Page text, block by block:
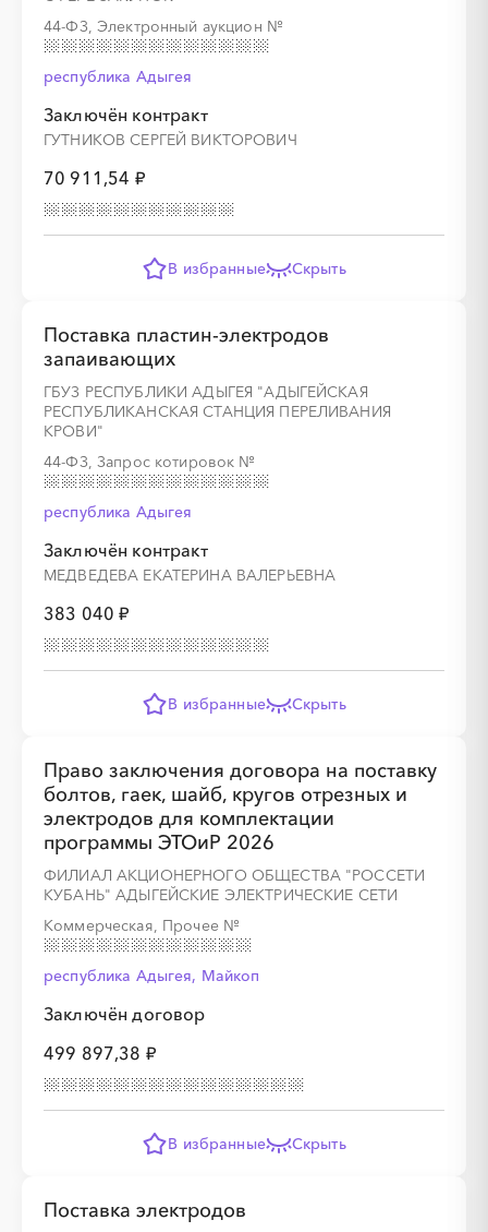
44-ФЗ, Электронный аукцион №
республика Адыгея
Заключён контракт
ГУТНИКОВ СЕРГЕЙ ВИКТОРОВИЧ
70 911,54 ₽
В избранные Скрыть
Поставка пластин-электродов
запаивающих
ГБУЗ РЕСПУБЛИКИ АДЫГЕЯ "АДЫГЕЙСКАЯ
РЕСПУБЛИКАНСКАЯ СТАНЦИЯ ПЕРЕЛИВАНИЯ
КРОВИ"
44-ФЗ, Запрос котировок №
республика Адыгея
Заключён контракт
МЕДВЕДЕВА ЕКАТЕРИНА ВАЛЕРЬЕВНА
383 040 ₽
В избранные Скрыть
Право заключения договора на поставку
болтов, гаек, шайб, кругов отрезных и
электродов для комплектации
программы ЭТОиР 2026
ФИЛИАЛ АКЦИОНЕРНОГО ОБЩЕСТВА "РОССЕТИ
КУБАНЬ" АДЫГЕЙСКИЕ ЭЛЕКТРИЧЕСКИЕ СЕТИ
Коммерческая, Прочее №
республика Адыгея, Майкоп
Заключён договор
499 897,38 ₽
В избранные Скрыть
Поставка электродов